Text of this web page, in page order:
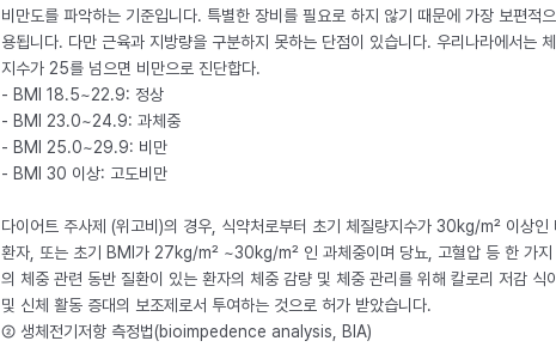
비만도를 파악하는 기준입니다. 특별한 장비를 필요로 하지 않기 때문에 가장 보편적
용됩니다. 다만 근육과 지방량을 구분하지 못하는 단점이 있습니다. 우리나라에서는
지수가 25를 넘으면 비만으로 진단합다.
- BMI 18.5~22.9: 정상
- BMI 23.0~24.9: 과체중
- BMI 25.0~29.9: 비만
- BMI 30 이상: 고도비만
다이어트 주사제 (위고비)의 경우, 식약처로부터 초기 체질량지수가 30kg/m² 이상인
환자, 또는 초기 BMI가 27kg/m² ~30kg/m² 인 과체중이며 당뇨, 고혈압 등 한 가지
의 체중 관련 동반 질환이 있는 환자의 체중 감량 및 체중 관리를 위해 칼로리 저감 식
및 신체 활동 증대의 보조제로서 투여하는 것으로 허가 받았습니다.
② 생체전기저항 측정법(bioimpedence analysis, BIA)